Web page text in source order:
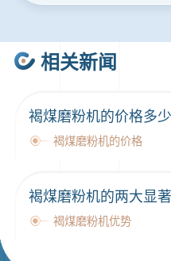
20分钟前 马先生留言：
35分钟前 张先生留言：碎石
5分钟前 陈先生留言：每小时
相关新闻
褐煤磨粉机的价格多少
褐煤磨粉机的价格
褐煤磨粉机的两大显
褐煤磨粉机优势